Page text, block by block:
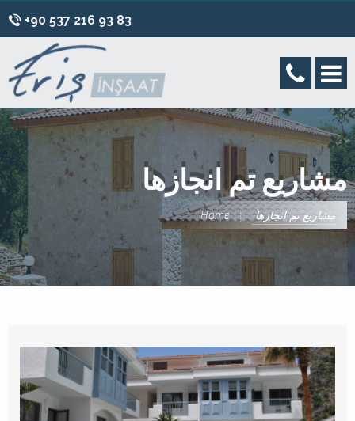
+90 537 216 93 83
مشاريع تم انجازها
Home مشاريع تم انجازها